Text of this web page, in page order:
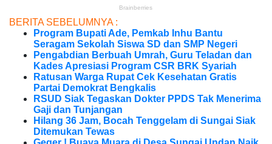
BERITA SEBELUMNYA :
Program Bupati Ade, Pemkab Inhu Bantu
Seragam Sekolah Siswa SD dan SMP Negeri
Pengabdian Berbuah Umrah, Guru Teladan dan
Kades Apresiasi Program CSR BRK Syariah
Ratusan Warga Rupat Cek Kesehatan Gratis
Partai Demokrat Bengkalis
RSUD Siak Tegaskan Dokter PPDS Tak Menerima
Gaji dan Tunjangan
Hilang 36 Jam, Bocah Tenggelam di Sungai Siak
Ditemukan Tewas